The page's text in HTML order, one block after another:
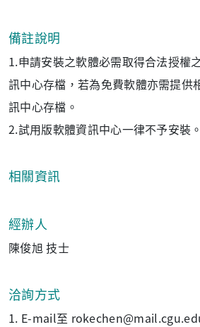
備註說明
1.申請安裝之軟體必需取得合法授權
訊中心存檔，若為免費軟體亦需提供
訊中心存檔。
2.試用版軟體資訊中心一律不予安裝。
相關資訊
經辦人
陳俊旭 技士
洽詢方式
1. E-mail至